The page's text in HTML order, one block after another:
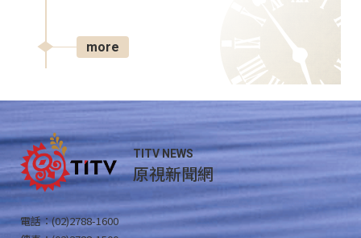
more
TITV NEWS
原視新聞網
電話：(02)2788-1600